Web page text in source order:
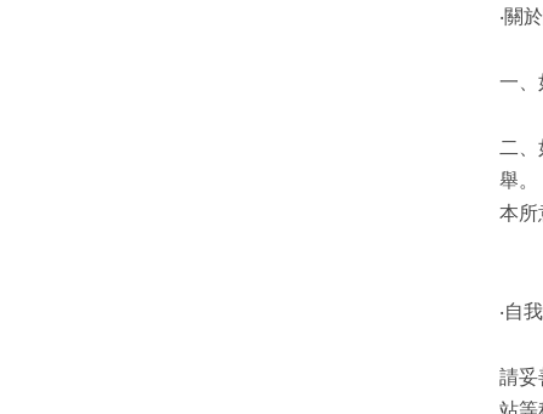
‧關
一、
二
舉。
本所
‧自
請妥
站等